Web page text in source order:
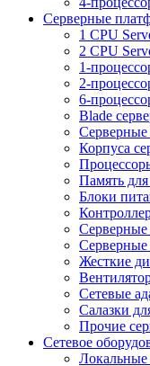
Серверные
1 CPU
2 CPU
1-
2-
6-
Blade
Серверные
Корпуса
Память для
Блоки
Серверные
Жесткие
Сетевые
Салазки
Прочие
Сетевое
Локальные